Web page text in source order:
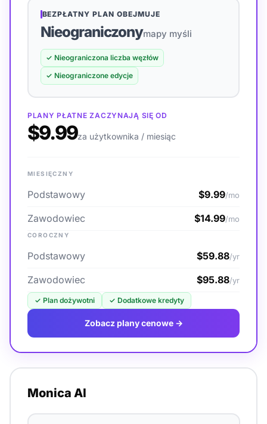
BEZPŁATNY PLAN OBEJMUJE
Nieograniczonymapy myśli
✓ Nieograniczona liczba węzłów
✓ Nieograniczone edycje
PLANY PŁATNE ZACZYNAJĄ SIĘ OD
$9.99za użytkownika / miesiąc
MIESIĘCZNY
Podstawowy $9.99/mo
Zawodowiec $14.99/mo
COROCZNY
Podstawowy $59.88/yr
Zawodowiec $95.88/yr
✓ Plan dożywotni ✓ Dodatkowe kredyty
Zobacz plany cenowe →
Monica AI